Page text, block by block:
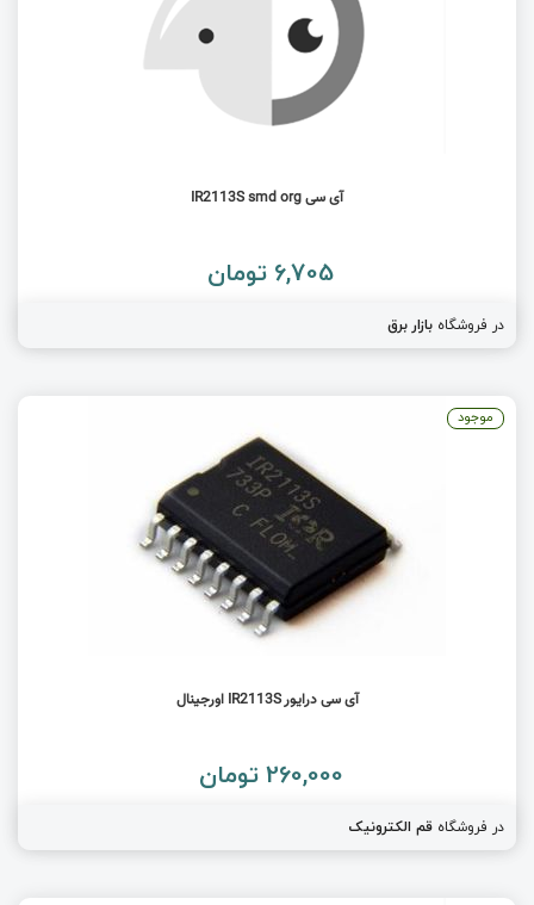
آی سی IR2113S smd org
6,705 تومان
در فروشگاه بازار برق
آی سی درایور IR2113S اورجینال
260,000 تومان
در فروشگاه قم الکترونیک
موجود